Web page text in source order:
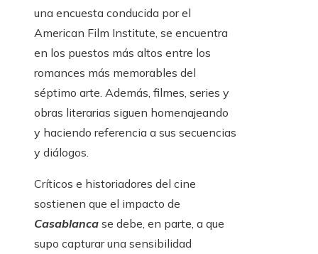
una encuesta conducida por el
American Film Institute, se encuentra
en los puestos más altos entre los
romances más memorables del
séptimo arte. Además, filmes, series y
obras literarias siguen homenajeando
y haciendo referencia a sus secuencias
y diálogos.
Críticos e historiadores del cine
sostienen que el impacto de
Casablanca se debe, en parte, a que
supo capturar una sensibilidad